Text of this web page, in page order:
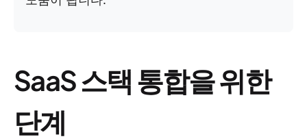
SaaS 스택 통합을 위한
단계